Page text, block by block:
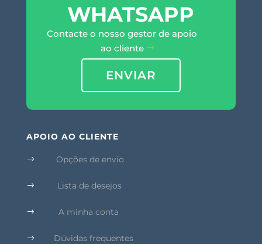
WHATSAPP
Contacte o nosso gestor de apoio
ao cliente
ENVIAR
APOIO AO CLIENTE
$ Opções de envio
$ Lista de desejos
$ A minha conta
$ Dúvidas frequentes